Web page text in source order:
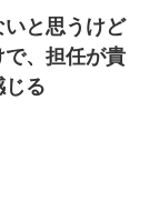
触ってほざく。
いと思うけど
、担任が貴
じる